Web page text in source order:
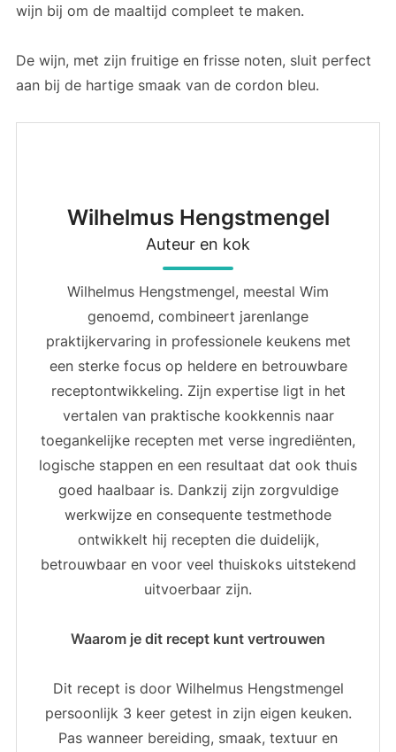
wijn bij om de maaltijd compleet te maken.
De wijn, met zijn fruitige en frisse noten, sluit perfect
aan bij de hartige smaak van de cordon bleu.
Wilhelmus Hengstmengel
Auteur en kok
Wilhelmus Hengstmengel, meestal Wim
genoemd, combineert jarenlange
praktijkervaring in professionele keukens met
een sterke focus op heldere en betrouwbare
receptontwikkeling. Zijn expertise ligt in het
vertalen van praktische kookkennis naar
toegankelijke recepten met verse ingrediënten,
logische stappen en een resultaat dat ook thuis
goed haalbaar is. Dankzij zijn zorgvuldige
werkwijze en consequente testmethode
ontwikkelt hij recepten die duidelijk,
betrouwbaar en voor veel thuiskoks uitstekend
uitvoerbaar zijn.
Waarom je dit recept kunt vertrouwen
Dit recept is door Wilhelmus Hengstmengel
persoonlijk 3 keer getest in zijn eigen keuken.
Pas wanneer bereiding, smaak, textuur en